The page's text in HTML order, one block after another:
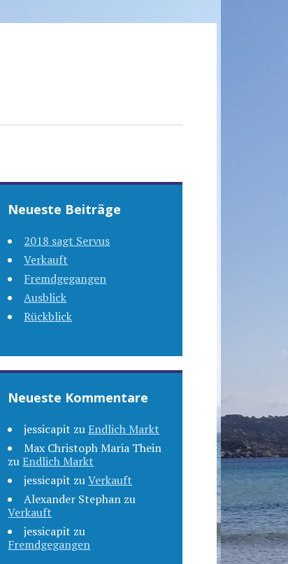
Neueste Beiträge
2018 sagt Servus
Verkauft
Fremdgegangen
Ausblick
Rückblick
Neueste Kommentare
jessicapit zuEndlich Markt
Max Christoph Maria Thein
zuEndlich Markt
jessicapit zuVerkauft
Alexander Stephan zu
Verkauft
jessicapit zu
Fremdgegangen